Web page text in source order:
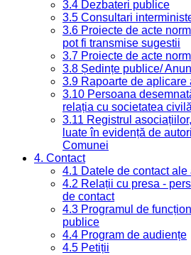
3.4 Dezbateri publice
3.5 Consultari
3.6 Proiecte de acte
pot fi transmise sugestii
3.7 Proiecte de acte
3.8 Ședințe publice/
3.9 Rapoarte de aplicare
3.10 Persoana
relația cu societatea civilă
3.11 Registrul
luate în evidență de
Comunei
4. Contact
4.1 Datele de contact
4.2 Relații cu presa -
de contact
4.3 Programul de
publice
4.4 Program de audiențe
4.5 Petiții